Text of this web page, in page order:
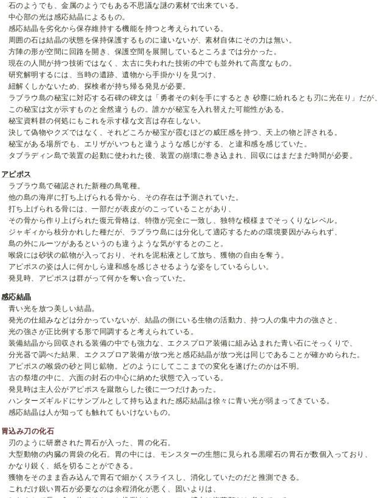
石のようでも、金属のようでもある不思議な謎の素材で出来ている。
中心部の光は感応結晶によるもの。
感応結晶を劣化から保存維持する機能を持つと考えられている。
周囲の石は結晶の状態を保持保護するものに違いないが、素材自体にその力は無い。
方陣の形が空間に回路を開き、保護空間を展開しているところまでは分かった。
現在の人間が持つ技術ではなく、太古に失われた技術の中でも並外れて高度なもの。
研究解明するには、当時の遺跡、遺物から手掛かりを見つけ、
紐解くしかないため、探検者が持ち帰る発見が必要。
ラブラウ島の秘宝に対応する石碑の碑文は「勇者その剣を手にするとき 砂塵に紛れるとも刃に光在り」だが、
この秘宝は文が示すものと全然違うもの。誰かが秘宝を入れ替えた可能性がある。
秘宝資料群の何処にもこれを示す様な文言は存在しない。
決して偽物やクズではなく、それどころか秘宝が霞むほどの威圧感を持つ、天上の物と評される。
秘宝がある場所でも、エリザがいつもと違うような感じがする、と違和感を感じていた。
タブラディン島で装置の起動に使われた後、装置の崩壊に巻き込まれ、回収にはまだまだ時間が必要。
アピポス
ラブラウ島で確認された新種の鳥竜種。
他の島の海岸に打ち上げられる骨から、その存在は予測されていた。
打ち上げられる骨には、一部だが表皮がのこっていることがあり、
その骨から作り上げられた復元骨格は、特徴が完全に一致し、独特な模様までそっくりなレベル。
ジャギィから枝分かれした種だが、ラブラウ島には分化して適応するための環境要因がみられず、
島の外にルーツがあるというのも違うような気がするとのこと。
喉袋には砂状の鉱物が入っており、それを泥粘液として放ち、獲物の自由を奪う。
アピポスの姿は人に何かしら違和感を感じさせるような姿をしているらしい。
発見時、アピポスは群がって何かを奪い合っていた。
感応結晶
青い光を放つ美しい結晶。
発光の仕組みなどは分かっていないが、結晶の側にいる生物の活動力、持つ人の集中力の強さと、
光の強さが正比例する形で同調すると考えられている。
装備結晶から回収される装備の中でも強力な、エクスプロア装備に組み込まれた青い石にそっくりで、
分光器で調べた結果、エクスプロア装備が放つ光と感応結晶が放つ光は同じであることが確かめられた。
アピポスの喉袋の砂と同じ鉱物。どのようにしてここまでの変化を遂げたのかは不明。
古の祭壇の中に、六面の封石の中心に納めた状態で入っている。
発見時は主人公がアピポスを蹴散らした後に一つだけあった。
ハンターズギルドにサンプルとして持ち込まれた感応結晶は徐々に青い光が弱まってきている。
感応結晶は人が知っても触れてもいけないもの。
胃込み刀の化石
刃のように研磨された胃石が入った、胃の化石。
大型動物の内臓の胃袋の化石。胃の中には、モンスターの生態に見られる黒曜石の胃石が数個入っており、
かなり鋭く、紙を切ることができる。
獲物をそのまま呑み込んで胃石で細かくスライスし、消化していたのだと推測できる。
これだけ鋭い胃石が必要なのは余程消化が悪く、固いよりは、